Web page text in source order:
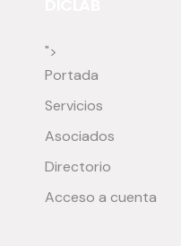
">
Portada
Servicios
Asociados
Directorio
Acceso a cuenta